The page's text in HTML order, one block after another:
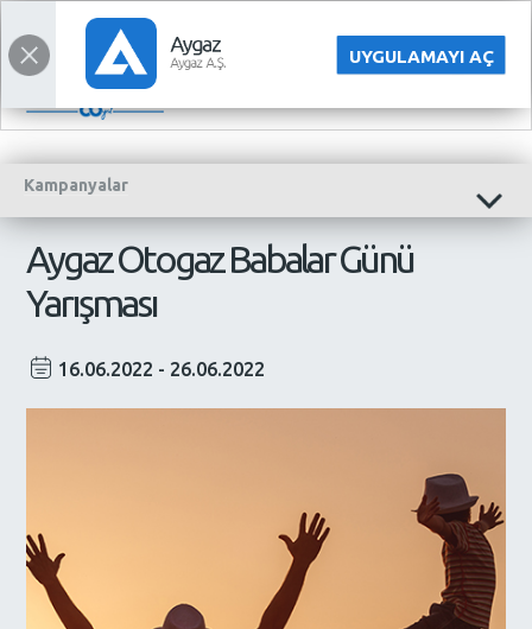
indirim fiyat LPG
UYGULAMAYI AÇ
YATIRIMCI İLİŞKİLERİ
Kampanyalar
Aygaz Otogaz Babalar Günü
Yarışması
16.06.2022 - 26.06.2022